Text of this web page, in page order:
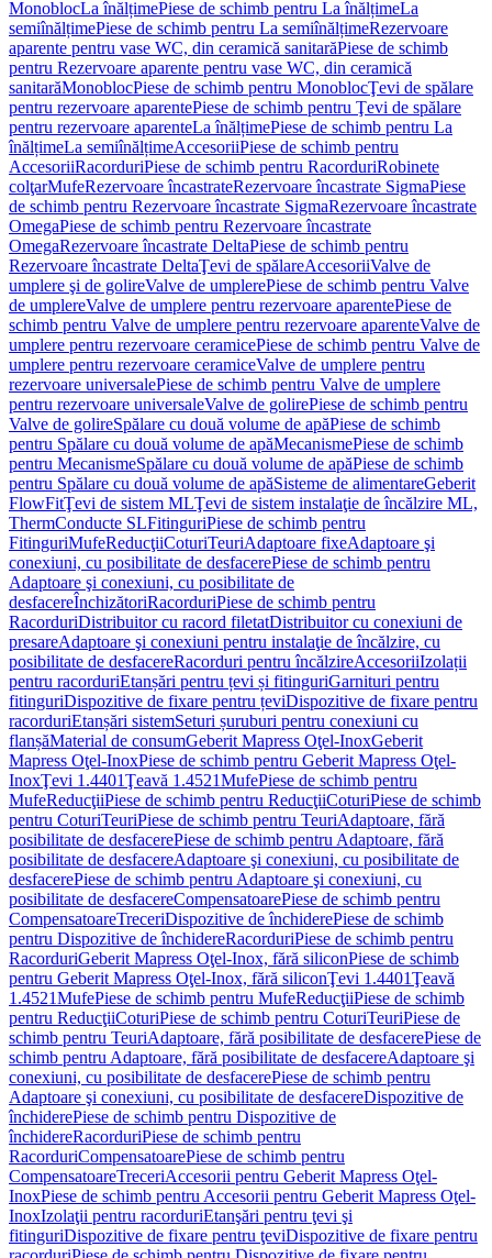
MonoblocLa înălțimePiese de schimb pentru La înălțimeLa
semiînălțimePiese de schimb pentru La semiînălțimeRezervoare
aparente pentru vase WC, din ceramică sanitarăPiese de schimb
pentru Rezervoare aparente pentru vase WC, din ceramică
sanitarăMonoblocPiese de schimb pentru MonoblocŢevi de spălare
pentru rezervoare aparentePiese de schimb pentru Ţevi de spălare
pentru rezervoare aparenteLa înălțimePiese de schimb pentru La
înălțimeLa semiînălțimeAccesoriiPiese de schimb pentru
AccesoriiRacorduriPiese de schimb pentru RacorduriRobinete
colţarMufeRezervoare încastrateRezervoare încastrate SigmaPiese
de schimb pentru Rezervoare încastrate SigmaRezervoare încastrate
OmegaPiese de schimb pentru Rezervoare încastrate
OmegaRezervoare încastrate DeltaPiese de schimb pentru
Rezervoare încastrate DeltaŢevi de spălareAccesoriiValve de
umplere şi de golireValve de umplerePiese de schimb pentru Valve
de umplereValve de umplere pentru rezervoare aparentePiese de
schimb pentru Valve de umplere pentru rezervoare aparenteValve de
umplere pentru rezervoare ceramicePiese de schimb pentru Valve de
umplere pentru rezervoare ceramiceValve de umplere pentru
rezervoare universalePiese de schimb pentru Valve de umplere
pentru rezervoare universaleValve de golirePiese de schimb pentru
Valve de golireSpălare cu două volume de apăPiese de schimb
pentru Spălare cu două volume de apăMecanismePiese de schimb
pentru MecanismeSpălare cu două volume de apăPiese de schimb
pentru Spălare cu două volume de apăSisteme de alimentareGeberit
FlowFitŢevi de sistem MLŢevi de sistem instalaţie de încălzire ML,
ThermConducte SLFitinguriPiese de schimb pentru
FitinguriMufeReducţiiCoturiTeuriAdaptoare fixeAdaptoare şi
conexiuni, cu posibilitate de desfacerePiese de schimb pentru
Adaptoare şi conexiuni, cu posibilitate de
desfacereÎnchizătoriRacorduriPiese de schimb pentru
RacorduriDistribuitor cu racord filetatDistribuitor cu conexiuni de
presareAdaptoare şi conexiuni pentru instalaţie de încălzire, cu
posibilitate de desfacereRacorduri pentru încălzireAccesoriiIzolații
pentru racorduriEtanșări pentru țevi și fitinguriGarnituri pentru
fitinguriDispozitive de fixare pentru țeviDispozitive de fixare pentru
racorduriEtanșări sistemSeturi șuruburi pentru conexiuni cu
flanșăMaterial de consumGeberit Mapress Oţel-InoxGeberit
Mapress Oţel-InoxPiese de schimb pentru Geberit Mapress Oţel-
InoxŢevi 1.4401Ţeavă 1.4521MufePiese de schimb pentru
MufeReducţiiPiese de schimb pentru ReducţiiCoturiPiese de schimb
pentru CoturiTeuriPiese de schimb pentru TeuriAdaptoare, fără
posibilitate de desfacerePiese de schimb pentru Adaptoare, fără
posibilitate de desfacereAdaptoare şi conexiuni, cu posibilitate de
desfacerePiese de schimb pentru Adaptoare şi conexiuni, cu
posibilitate de desfacereCompensatoarePiese de schimb pentru
CompensatoareTreceriDispozitive de închiderePiese de schimb
pentru Dispozitive de închidereRacorduriPiese de schimb pentru
RacorduriGeberit Mapress Oţel-Inox, fără siliconPiese de schimb
pentru Geberit Mapress Oţel-Inox, fără siliconŢevi 1.4401Ţeavă
1.4521MufePiese de schimb pentru MufeReducţiiPiese de schimb
pentru ReducţiiCoturiPiese de schimb pentru CoturiTeuriPiese de
schimb pentru TeuriAdaptoare, fără posibilitate de desfacerePiese de
schimb pentru Adaptoare, fără posibilitate de desfacereAdaptoare şi
conexiuni, cu posibilitate de desfacerePiese de schimb pentru
Adaptoare şi conexiuni, cu posibilitate de desfacereDispozitive de
închiderePiese de schimb pentru Dispozitive de
închidereRacorduriPiese de schimb pentru
RacorduriCompensatoarePiese de schimb pentru
CompensatoareTreceriAccesorii pentru Geberit Mapress Oţel-
InoxPiese de schimb pentru Accesorii pentru Geberit Mapress Oţel-
InoxIzolaţii pentru racorduriEtanşări pentru ţevi şi
fitinguriDispozitive de fixare pentru ţeviDispozitive de fixare pentru